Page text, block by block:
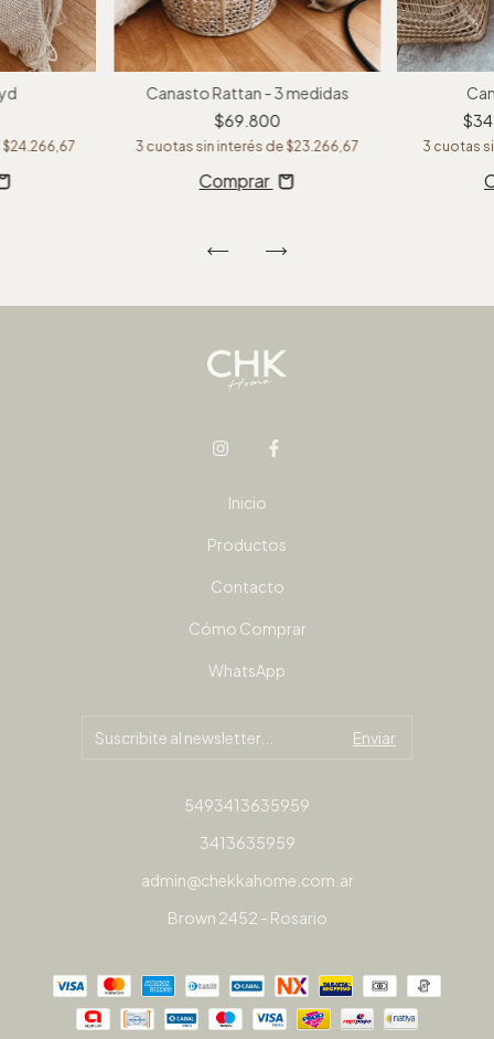
$24.266,67
Canasto Rattan - 3 medidas
$69.800
3 cuotas sin interés de $23.266,67
Comprar
3 cuotas
Inicio
Productos
Contacto
Cómo Comprar
WhatsApp
5493413635959
3413635959
admin@chekkahome.com.ar
Brown 2452 - Rosario